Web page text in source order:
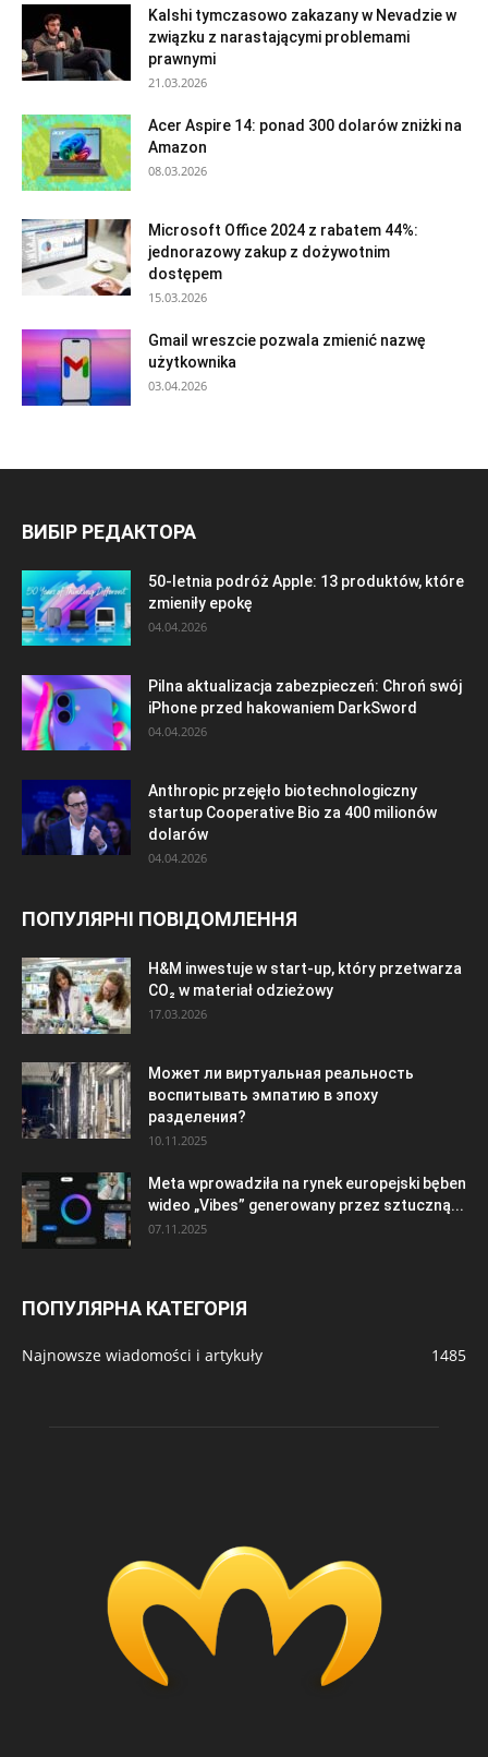
Kalshi tymczasowo zakazany w Nevadzie w
związku z narastającymi problemami
prawnymi
21.03.2026
Acer Aspire 14: ponad 300 dolarów zniżki na
Amazon
08.03.2026
Microsoft Office 2024 z rabatem 44%:
jednorazowy zakup z dożywotnim
dostępem
15.03.2026
Gmail wreszcie pozwala zmienić nazwę
użytkownika
03.04.2026
ВИБІР РЕДАКТОРА
50-letnia podróż Apple: 13 produktów, które
zmieniły epokę
04.04.2026
Pilna aktualizacja zabezpieczeń: Chroń swój
iPhone przed hakowaniem DarkSword
04.04.2026
Anthropic przejęło biotechnologiczny
startup Cooperative Bio za 400 milionów
dolarów
04.04.2026
ПОПУЛЯРНІ ПОВІДОМЛЕННЯ
H&M inwestuje w start-up, który przetwarza
CO₂ w materiał odzieżowy
17.03.2026
Может ли виртуальная реальность
воспитывать эмпатию в эпоху
разделения?
10.11.2025
Meta wprowadziła na rynek europejski bęben
wideo „Vibes” generowany przez sztuczną...
07.11.2025
ПОПУЛЯРНА КАТЕГОРІЯ
Najnowsze wiadomości i artykuły 1485